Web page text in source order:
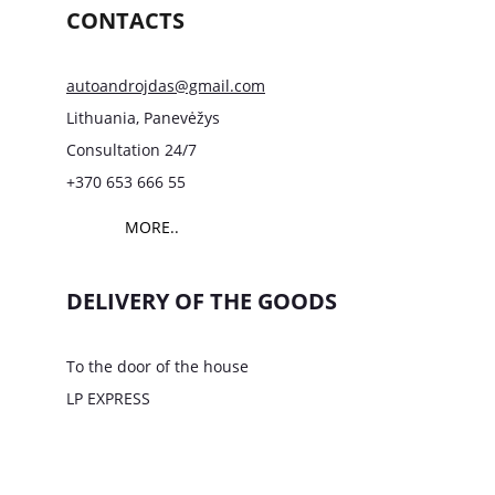
CONTACTS
autoandrojdas@gmail.com
Lithuania, Panevėžys
Consultation 24/7
+370 653 666 55
DELIVERY OF THE GOODS
To the door of the house
LP EXPRESS
MORE..